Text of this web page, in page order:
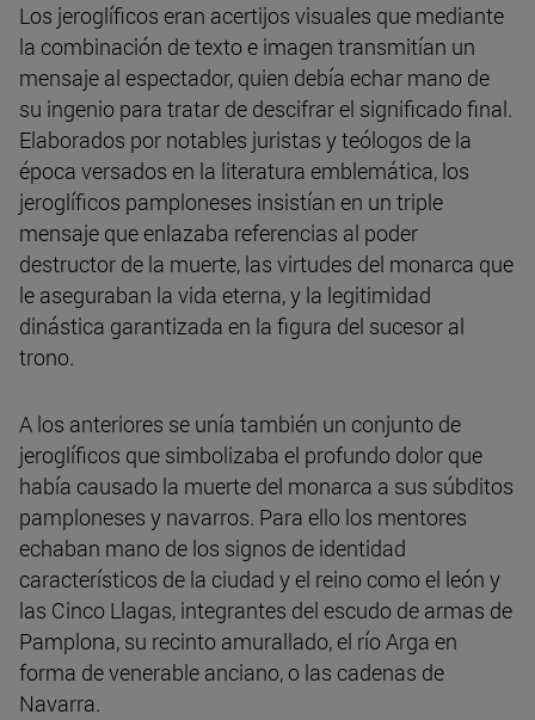
Los jeroglíficos eran acertijos visuales que mediante
la combinación de texto e imagen transmitían un
mensaje al espectador, quien debía echar mano de
su ingenio para tratar de descifrar el significado final.
Elaborados por notables juristas y teólogos de la
época versados en la literatura emblemática, los
jeroglíficos pamploneses insistían en un triple
mensaje que enlazaba referencias al poder
destructor de la muerte, las virtudes del monarca que
le aseguraban la vida eterna, y la legitimidad
dinástica garantizada en la figura del sucesor al
trono.
A los anteriores se unía también un conjunto de
jeroglíficos que simbolizaba el profundo dolor que
había causado la muerte del monarca a sus súbditos
pamploneses y navarros. Para ello los mentores
echaban mano de los signos de identidad
característicos de la ciudad y el reino como el león y
las Cinco Llagas, integrantes del escudo de armas de
Pamplona, su recinto amurallado, el río Arga en
forma de venerable anciano, o las cadenas de
Navarra.